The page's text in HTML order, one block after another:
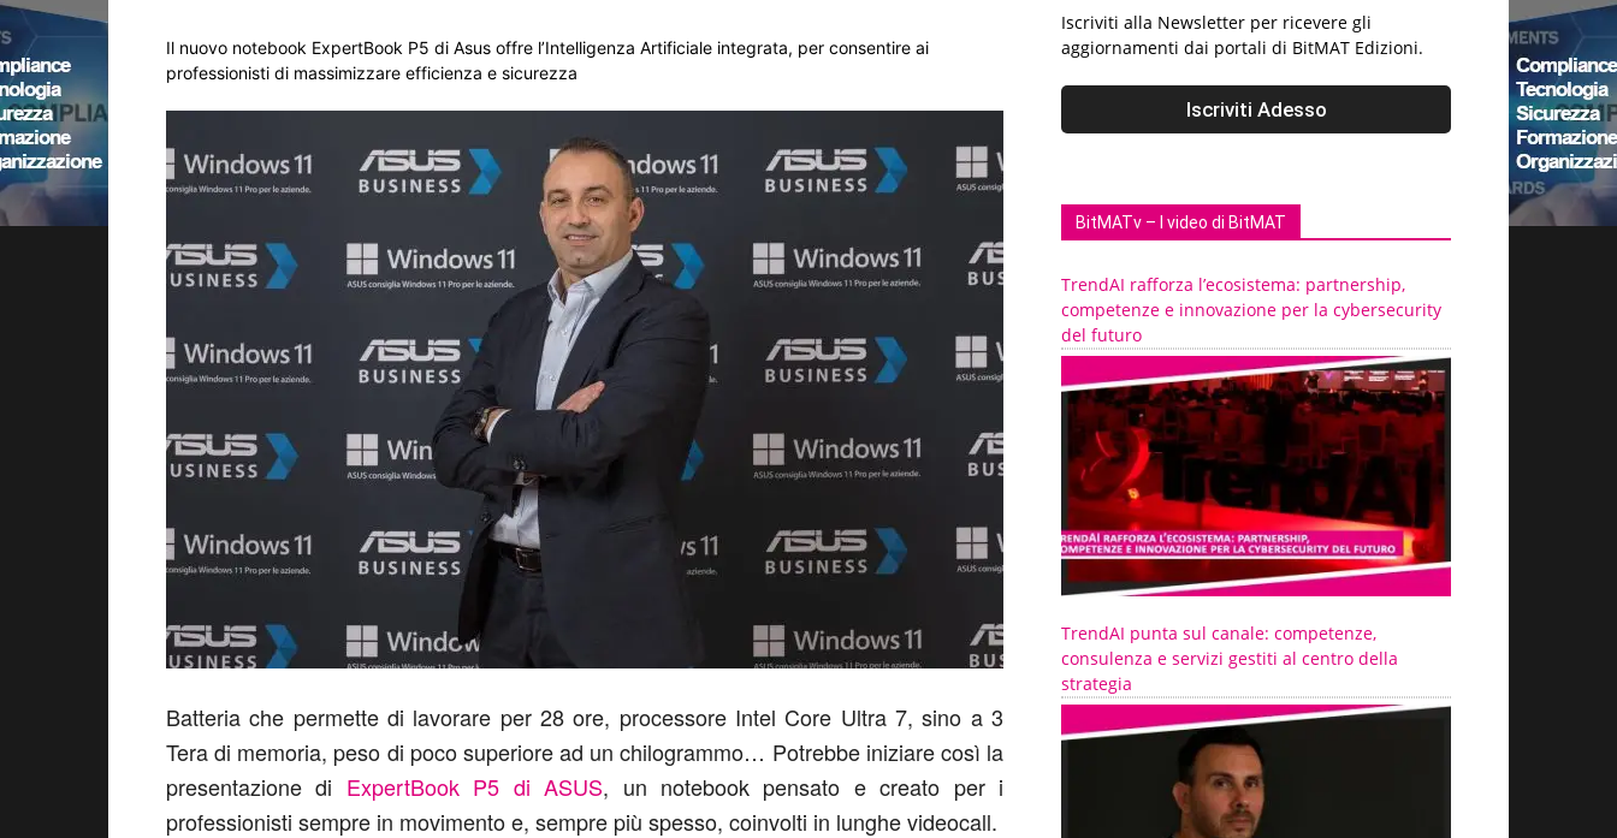
Il nuovo notebook ExpertBook P5 di Asus offre l’Intelligenza Artificiale integrata, per consentire ai
professionisti di massimizzare efficienza e sicurezza
Batteria che permette di lavorare per 28 ore, processore Intel Core Ultra 7, sino a 3
Tera di memoria, peso di poco superiore ad un chilogrammo… Potrebbe iniziare così la
presentazione di ExpertBook P5 di ASUS, un notebook pensato e creato per i
professionisti sempre in movimento e, sempre più spesso, coinvolti in lunghe videocall.
Iscriviti alla Newsletter per ricevere gli
aggiornamenti dai portali di BitMAT Edizioni.
BitMATv – I video di BitMAT
TrendAI rafforza l’ecosistema: partnership,
competenze e innovazione per la cybersecurity
del futuro
TrendAI punta sul canale: competenze,
consulenza e servizi gestiti al centro della
strategia